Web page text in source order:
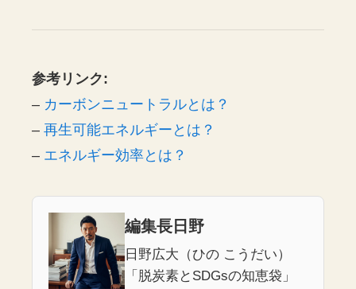
参考リンク:
– カーボンニュートラルとは？
–再生可能エネルギーとは？
– エネルギー効率とは？
編集長日野
日野広大（ひの こうだい）
「脱炭素とSDGsの知恵袋」